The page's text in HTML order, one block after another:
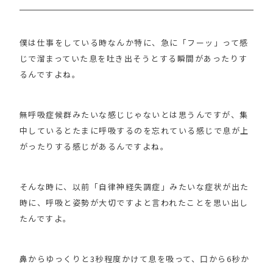
僕は仕事をしている時なんか特に、急に「フーッ」って感
じで溜まっていた息を吐き出そうとする瞬間があったりす
るんですよね。
無呼吸症候群みたいな感じじゃないとは思うんですが、集
中しているとたまに呼吸するのを忘れている感じで息が上
がったりする感じがあるんですよね。
そんな時に、以前「自律神経失調症」みたいな症状が出た
時に、呼吸と姿勢が大切ですよと言われたことを思い出し
たんですよ。
鼻からゆっくりと3秒程度かけて息を吸って、口から6秒か